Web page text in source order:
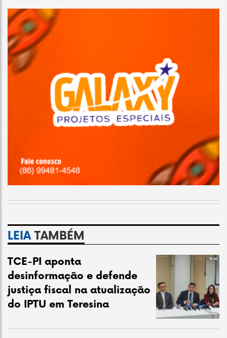
LEIATAMBÉM
TCE-PI aponta
desinformação e defende
justiça fiscal na atualização
do IPTU em Teresina